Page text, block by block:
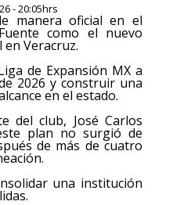
- 20:05hrs
manera oficial en el
como el nuevo
Veracruz.
de Expansión MX a
2026 y construir una
en el estado.
del club, José Carlos
plan no surgió de
de más de cuatro
una institución